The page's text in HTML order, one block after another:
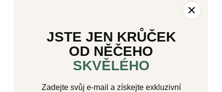
×
JSTE JEN KRŮČEK
OD NĚČEHO
SKVĚLÉHO
Zadejte svůj e-mail a získejte exkluzivní